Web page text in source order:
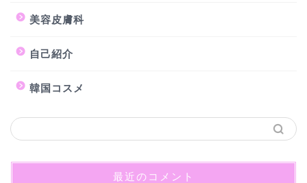
美容皮膚科
自己紹介
韓国コスメ
最近のコメント